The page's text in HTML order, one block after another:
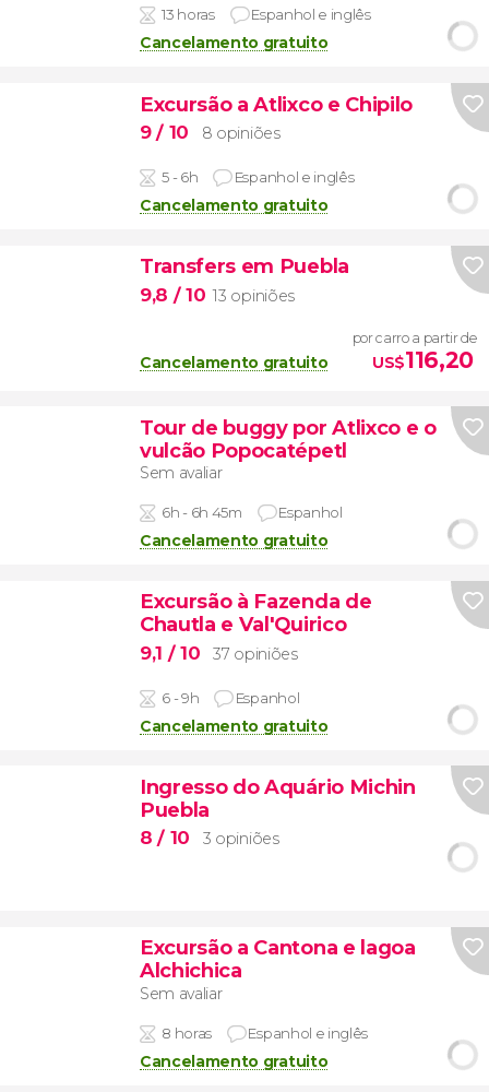
13 horas Espanhol e inglês
Cancelamento gratuito
Excursão a Atlixco e Chipilo
9/ 10 8 opiniões
5 - 6h Espanhol e inglês
Cancelamento gratuito
Transfers em Puebla
9,8 / 10 13 opiniões
Cancelamento gratuito
por carro a partir de
US$116,20
Tour de buggy por Atlixco e o
vulcão Popocatépetl
Sem avaliar
6h - 6h 45m Espanhol
Cancelamento gratuito
Excursão à Fazenda de
Chautla e Val'Quirico
9,1 / 10 37 opiniões
6 - 9h Espanhol
Cancelamento gratuito
Ingresso do Aquário Michin
Puebla
8/ 10 3 opiniões
Excursão a Cantona e lagoa
Alchichica
Sem avaliar
8 horas Espanhol e inglês
Cancelamento gratuito